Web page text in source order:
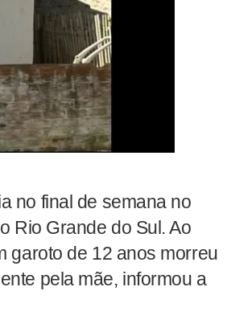
no final de semana no
Rio Grande do Sul. Ao
garoto de 12 anos morreu
pela mãe, informou a